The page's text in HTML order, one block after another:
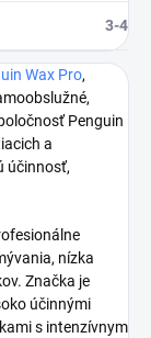
3-4
Wax Pro,
Penguin
a
účinnosť,
nízka
Značka je
účinnými
s intenzívnym